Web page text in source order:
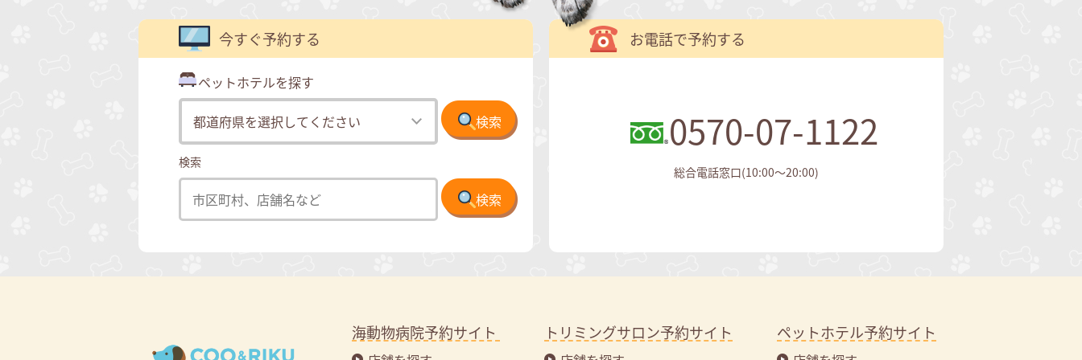
今すぐ予約する
ペットホテルを探す
検索
検索
検索
お電話で予約する
0570-07-1122
総合電話窓口(10:00～20:00)
海動物病院予約サイト トリミングサロン予約サイト ペットホテル予約サイト